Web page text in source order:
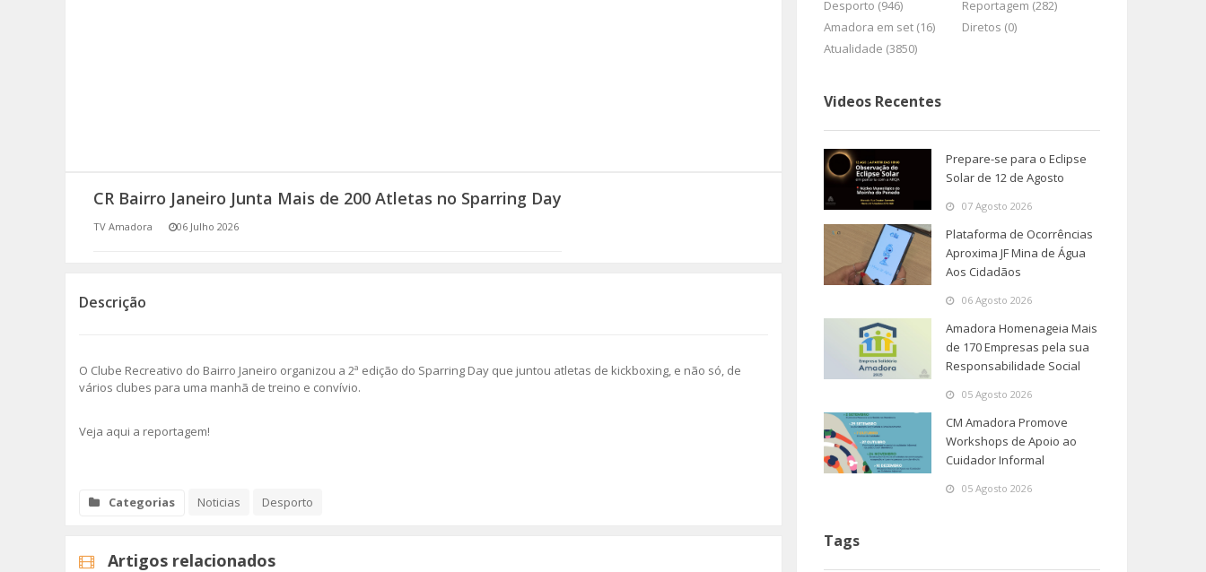
(RE) PENSAMENTOS
CR Bairro Janeiro Junta Mais de 200 Atletas no Sparring Day
TV Amadora 06 Julho 2026
Descrição
O Clube Recreativo do Bairro Janeiro organizou a 2ª edição do Sparring Day que juntou atletas de kickboxing, e não só, de
vários clubes para uma manhã de treino e convívio.
Veja aqui a reportagem!
Categorias Noticias Desporto
Artigos relacionados
Desporto (946)
Reportagem (282)
Amadora em set (16)
Diretos (0)
Atualidade (3850)
Videos Recentes
Prepare-se para o Eclipse
Solar de 12 de Agosto
07 Agosto 2026
Plataforma de Ocorrências
Aproxima JF Mina de Água
Aos Cidadãos
06 Agosto 2026
Amadora Homenageia Mais
de 170 Empresas pela sua
Responsabilidade Social
05 Agosto 2026
CM Amadora Promove
Workshops de Apoio ao
Cuidador Informal
05 Agosto 2026
Tags